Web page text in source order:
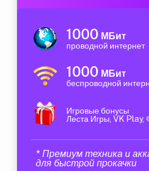
1000 МБит
проводной интернет
1000 МБит
беспроводной
Игровые бонусы
Леста Игры, VK Play,
* Премиум техника и
для быстрой прокачки